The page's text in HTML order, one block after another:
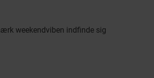
weekendviben indfinde sig